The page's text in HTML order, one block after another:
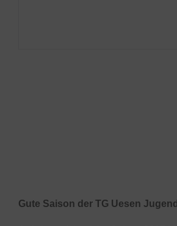
Gute Saison der TG Uesen